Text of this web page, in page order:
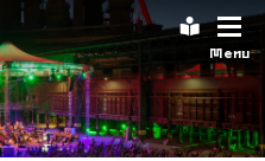
Menu